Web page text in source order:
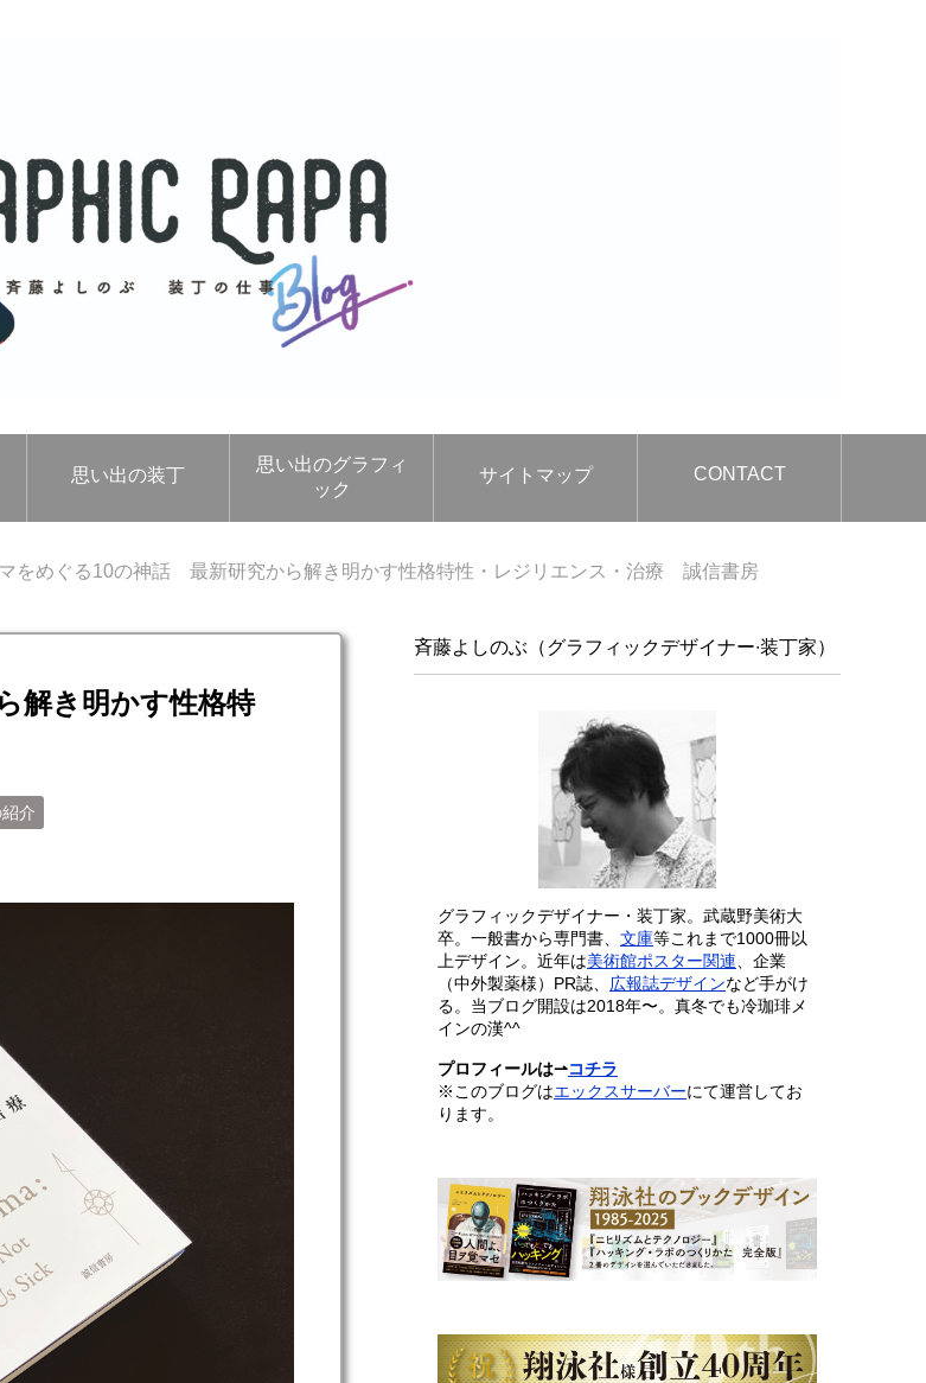
思い出の装丁
思い出のグラフィ
ック
サイトマップ CONTACT
マをめぐる10の神話 最新研究から解き明かす性格特性・レジリエンス・治療 誠信書房
解き明かす性格特
介
斉藤よしのぶ（グラフィックデザイナー∙装丁家）
グラフィックデザイナー・装丁家。武蔵野美術大
卒。一般書から専門書、 文庫等これまで1000冊以
上デザイン。近年は美術館ポスター関連、企業
（中外製薬様）PR誌、 広報誌デザインなど手がけ
る。当ブログ開設は2018年〜。真冬でも冷珈琲メ
インの漢^^
プロフィールは⇀コチラ
※このブログはエックスサーバーにて運営してお
ります。